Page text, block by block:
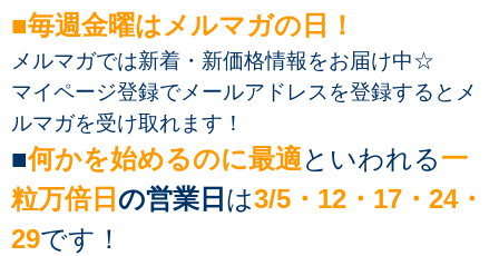
■毎週金曜はメルマガの日！
メルマガでは新着・新価格情報をお届け中☆
マイページ登録でメールアドレスを登録するとメ
ルマガを受け取れます！
■何かを始めるのに最適といわれる一
粒万倍日 の営業日 は3/5・12・17・24・
29です！